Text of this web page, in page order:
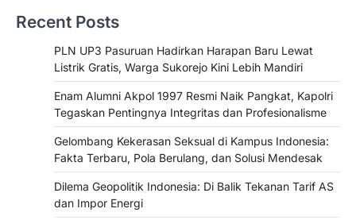
Recent Posts
PLN UP3 Pasuruan Hadirkan Harapan Baru Lewat
Listrik Gratis, Warga Sukorejo Kini Lebih Mandiri
Enam Alumni Akpol 1997 Resmi Naik Pangkat, Kapolri
Tegaskan Pentingnya Integritas dan Profesionalisme
Gelombang Kekerasan Seksual di Kampus Indonesia:
Fakta Terbaru, Pola Berulang, dan Solusi Mendesak
Dilema Geopolitik Indonesia: Di Balik Tekanan Tarif AS
dan Impor Energi